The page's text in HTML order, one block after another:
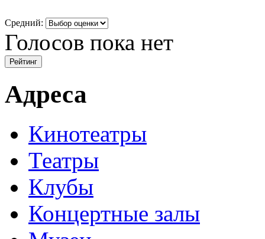
Средний:
Голосов пока нет
Адреса
Кинотеатры
Театры
Клубы
Концертные залы